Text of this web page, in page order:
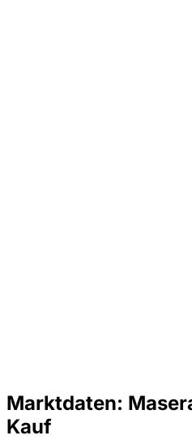
Marktdaten:
Kauf